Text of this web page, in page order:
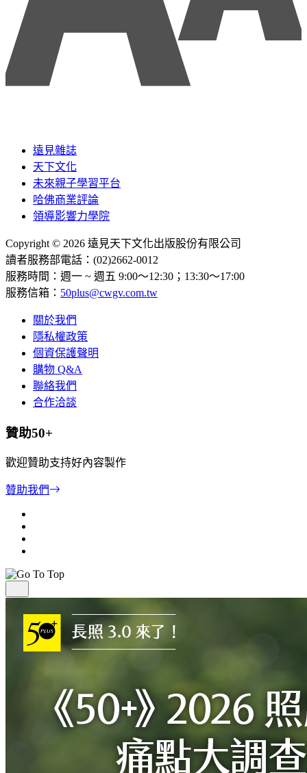
遠見雜誌
天下文化
未來親子學習平台
哈佛商業評論
領導影響力學院
Copyright © 2026 遠見天下文化出版股份有限公司
讀者服務部電話：(02)2662-0012
服務時間：週一 ~ 週五 9:00～12:30；13:30～17:00
服務信箱： 50plus@cwgv.com.tw
關於我們
隱私權政策
個資保護聲明
購物 Q&A
聯絡我們
合作洽談
贊助50+
歡迎贊助支持好內容製作
贊助我們